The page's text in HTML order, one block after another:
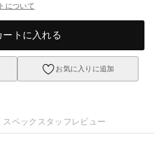
について
ートに入れる
お気に入りに追加
スペック スタッフレビュー